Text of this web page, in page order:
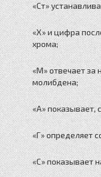
«Ст»
«Х» и цифра
хрома;
«М» отвечает за
молибдена;
«А» показывает,
«Г» определяет
«С» показывает